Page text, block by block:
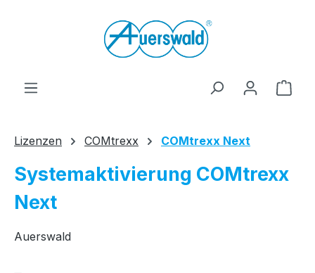
Zum Hauptinhalt springen
Lizenzen COMtrexx COMtrexx Next
Systemaktivierung COMtrexx
Next
Auerswald